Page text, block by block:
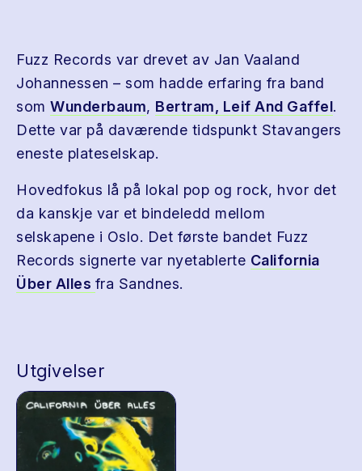
Fuzz Records var drevet av Jan Vaaland
Johannessen – som hadde erfaring fra band
som Wunderbaum, Bertram, Leif And Gaffel.
Dette var på daværende tidspunkt Stavangers
eneste plateselskap.
Hovedfokus lå på lokal pop og rock, hvor det
da kanskje var et bindeledd mellom
selskapene i Oslo. Det første bandet Fuzz
Records signerte var nyetablerte California
Über Alles fra Sandnes.
Utgivelser